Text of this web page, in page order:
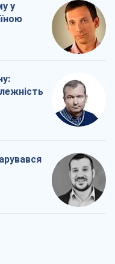
у